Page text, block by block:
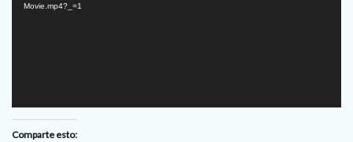
Movie.mp4?_=1
Comparte esto: